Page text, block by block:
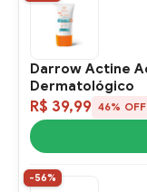
Darrow Actine
Dermatológico
R$ 39,99 46% OFF
-56%